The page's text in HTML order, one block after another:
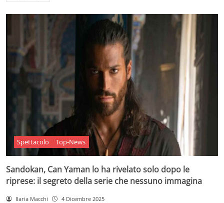
Spettacolo Top-News
Sandokan, Can Yaman lo ha rivelato solo dopo le
riprese: il segreto della serie che nessuno immagina
Ilaria Macchi 4 Dicembre 2025